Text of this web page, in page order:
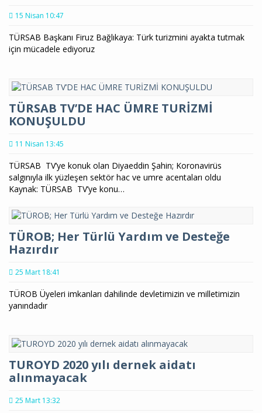
15 Nisan 10:47
TÜRSAB Başkanı Firuz Bağlıkaya: Türk turizmini ayakta tutmak
için mücadele ediyoruz
TÜRSAB TV’DE HAC ÜMRE TURİZMİ
KONUŞULDU
11 Nisan 13:45
TÜRSAB TV’ye konuk olan Diyaeddin Şahin; Koronavirüs
salgınıyla ilk yüzleşen sektör hac ve umre acentaları oldu
Kaynak: TÜRSAB TV’ye konu…
TÜROB; Her Türlü Yardım ve Desteğe
Hazırdır
25 Mart 18:41
TÜROB Üyeleri imkanları dahilinde devletimizin ve milletimizin
yanındadır
TUROYD 2020 yılı dernek aidatı
alınmayacak
25 Mart 13:32